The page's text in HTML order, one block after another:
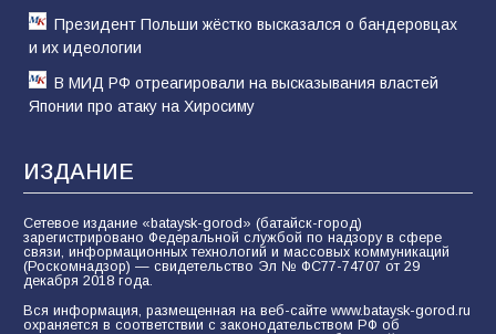
Президент Польши жёстко высказался о бандеровцах
и их идеологии
В МИД РФ отреагировали на высказывания властей
Японии про атаку на Хиросиму
ИЗДАНИЕ
Сетевое издание «bataysk-gorod» (батайск-город)
зарегистрировано Федеральной службой по надзору в сфере
связи, информационных технологий и массовых коммуникаций
(Роскомнадзор) — свидетельство Эл № ФС77-74707 от 29
декабря 2018 года.
Вся информация, размещенная на веб-сайте www.bataysk-gorod.ru
охраняется в соответствии с законодательством РФ об